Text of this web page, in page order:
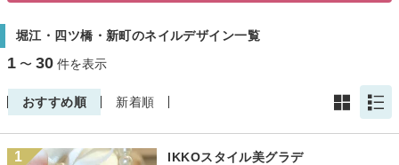
堀江・四ツ橋・新町のネイルデザイン一覧
1 〜 30 件を表示
おすすめ順 新着順
1 IKKOスタイル美グラデ